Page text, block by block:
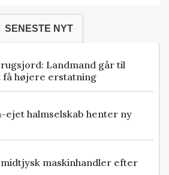
SENESTE NYT
Landmand går til
højere erstatning
ejet halmselskab henter ny
maskinhandler efter